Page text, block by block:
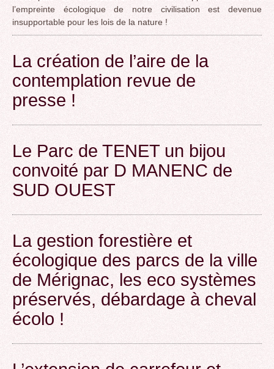
l’empreinte écologique de notre civilisation est devenue
insupportable pour les lois de la nature !
La création de l’aire de la
contemplation revue de
presse !
Le Parc de TENET un bijou
convoité par D MANENC de
SUD OUEST
La gestion forestière et
écologique des parcs de la ville
de Mérignac, les eco systèmes
préservés, débardage à cheval
écolo !